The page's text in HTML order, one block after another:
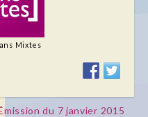
Mixtes
du 7 janvier 2015